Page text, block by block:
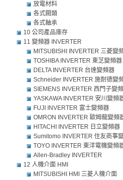
放電材料
各式閥類
各式軸承
10 公司產品庫存
11 變頻器 INVERTER
MITSUBISHI INVERTER 三菱變
TOSHIBA INVERTER 東芝變頻器
DELTA INVERTER 台達變頻器
Schneider INVERTER 施耐德變
SIEMENS INVERTER 西門子變
YASKAWA INVERTER 安川變頻
FUJI INVERTER 富士變頻器
OMRON INVERTER 歐姆龍變頻
HITACHI INVERTER 日立變頻器
Sumitomo INVERTER 住友商事
TOYO INVERTER 東洋電機變頻
Allen-Bradley INVERTER
12 人機介面 HMI
MITSUBISHI HMI 三菱人機介面